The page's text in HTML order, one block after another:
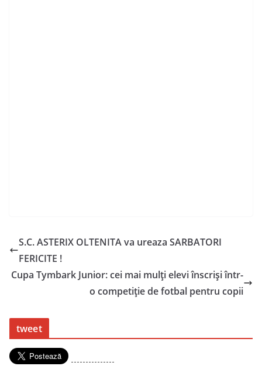
S.C. ASTERIX OLTENITA va ureaza SARBATORI
FERICITE !
Cupa Tymbark Junior: cei mai mulți elevi înscriși într-
o competiție de fotbal pentru copii
tweet
---------------